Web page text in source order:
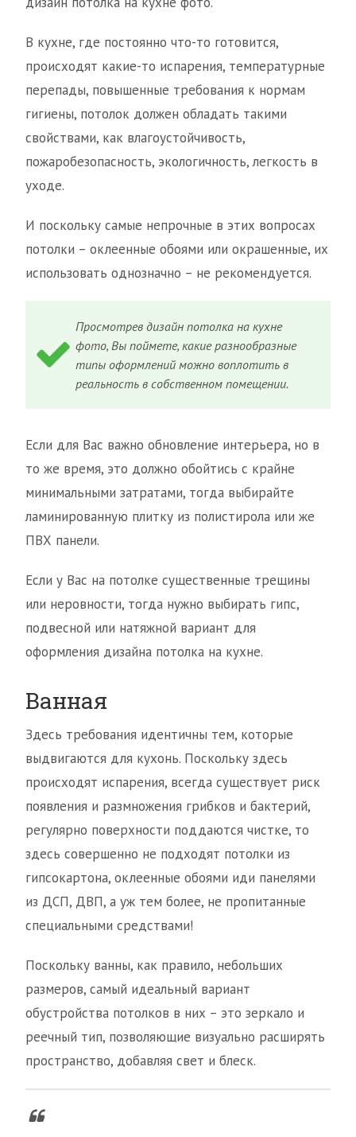
В кухне, где постоянно что-то готовится,
происходят какие-то испарения, температурные
перепады, повышенные требования к нормам
гигиены, потолок должен обладать такими
свойствами, как влагоустойчивость,
пожаробезопасность, экологичность, легкость в
уходе.
И поскольку самые непрочные в этих вопросах
потолки – оклеенные обоями или окрашенные, их
использовать однозначно – не рекомендуется.
Просмотрев дизайн потолка на кухне
фото, Вы поймете, какие разнообразные
типы оформлений можно воплотить в
реальность в собственном помещении.
Если для Вас важно обновление интерьера, но в
то же время, это должно обойтись с крайне
минимальными затратами, тогда выбирайте
ламинированную плитку из полистирола или же
ПВХ панели.
Если у Вас на потолке существенные трещины
или неровности, тогда нужно выбирать гипс,
подвесной или натяжной вариант для
оформления дизайна потолка на кухне.
Ванная
Здесь требования идентичны тем, которые
выдвигаются для кухонь. Поскольку здесь
происходят испарения, всегда существует риск
появления и размножения грибков и бактерий,
регулярно поверхности поддаются чистке, то
здесь совершенно не подходят потолки из
гипсокартона, оклеенные обоями иди панелями
из ДСП, ДВП, а уж тем более, не пропитанные
специальными средствами!
Поскольку ванны, как правило, небольших
размеров, самый идеальный вариант
обустройства потолков в них – это зеркало и
реечный тип, позволяющие визуально расширять
пространство, добавляя свет и блеск.